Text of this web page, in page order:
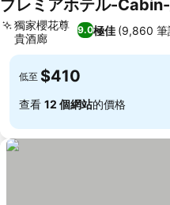
プレミアホテル-
9.0極佳 (9,860 筆
獨家櫻花尊
貴酒廊
低至 $410
查看 12 個網站的價格